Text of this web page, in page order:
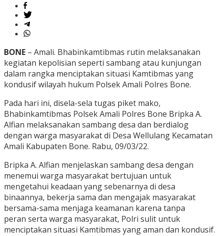
BONE – Amali. Bhabinkamtibmas rutin melaksanakan
kegiatan kepolisian seperti sambang atau kunjungan
dalam rangka menciptakan situasi Kamtibmas yang
kondusif wilayah hukum Polsek Amali Polres Bone.
Pada hari ini, disela-sela tugas piket mako,
Bhabinkamtibmas Polsek Amali Polres Bone Bripka A.
Alfian melaksanakan sambang desa dan berdialog
dengan warga masyarakat di Desa Wellulang Kecamatan
Amali Kabupaten Bone. Rabu, 09/03/22.
Bripka A. Alfian menjelaskan sambang desa dengan
menemui warga masyarakat bertujuan untuk
mengetahui keadaan yang sebenarnya di desa
binaannya, bekerja sama dan mengajak masyarakat
bersama-sama menjaga keamanan karena tanpa
peran serta warga masyarakat, Polri sulit untuk
menciptakan situasi Kamtibmas yang aman dan kondusif.